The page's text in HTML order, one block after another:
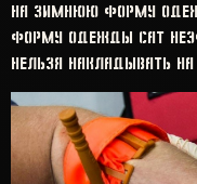
на зимнюю форму
форму одежды САТ
нельзя накладывать